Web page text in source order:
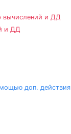
вычислений и ДД
и ДД
доп. действия